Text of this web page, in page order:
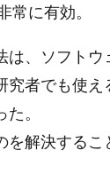
常に有効。
は、ソフト
究者でも使
。
を解決するこ